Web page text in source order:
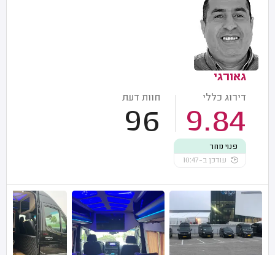
גאורגי
דירוג כללי
9.84
חוות דעת
96
פנוי מחר
עודכן ב-10:47